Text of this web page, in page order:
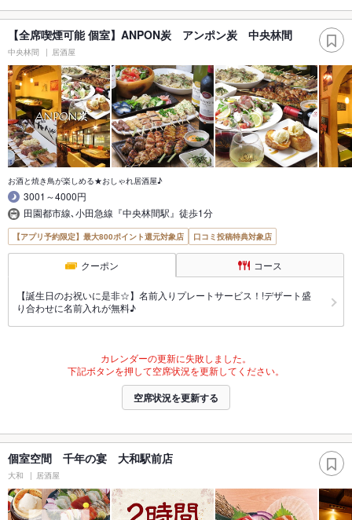
【全席喫煙可能 個室】ANPON炭 アンポン炭 中央林間
中央林間 居酒屋
お酒と焼き鳥が楽しめる★おしゃれ居酒屋♪
3001～4000円
田園都市線､小田急線『中央林間駅』徒歩1分
【アプリ予約限定】最大800ポイント還元対象店 口コミ投稿特典対象店
クーポン コース
【誕生日のお祝いに是非☆】名前入りプレートサービス！!デザート盛
り合わせに名前入れが無料♪
カレンダーの更新に失敗しました。
下記ボタンを押して空席状況を更新してください。
空席状況を更新する
個室空間 千年の宴 大和駅前店
大和 居酒屋